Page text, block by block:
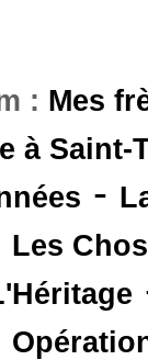
: Mes
à Saint-
-
Les